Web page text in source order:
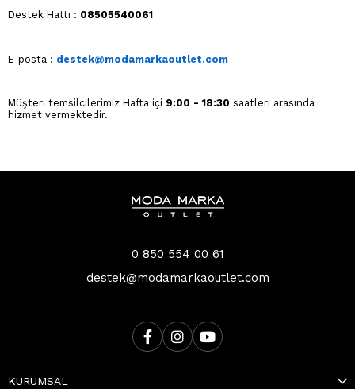
Destek Hattı : 08505540061
E-posta : destek@modamarkaoutlet.com
Müşteri temsilcilerimiz Hafta içi 9:00 - 18:30 saatleri arasında
hizmet vermektedir.
0 850 554 00 61
destek@modamarkaoutlet.com
KURUMSAL